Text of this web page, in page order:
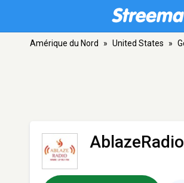
Amérique du Nord » United States »